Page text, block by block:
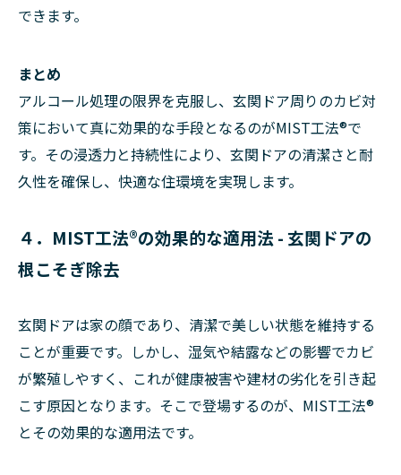
できます。
まとめ
アルコール処理の限界を克服し、玄関ドア周りのカビ対
策において真に効果的な手段となるのがMIST工法®で
す。その浸透力と持続性により、玄関ドアの清潔さと耐
久性を確保し、快適な住環境を実現します。
４．MIST工法®の効果的な適用法 - 玄関ドアの
根こそぎ除去
玄関ドアは家の顔であり、清潔で美しい状態を維持する
ことが重要です。しかし、湿気や結露などの影響でカビ
が繁殖しやすく、これが健康被害や建材の劣化を引き起
こす原因となります。そこで登場するのが、MIST工法®
とその効果的な適用法です。